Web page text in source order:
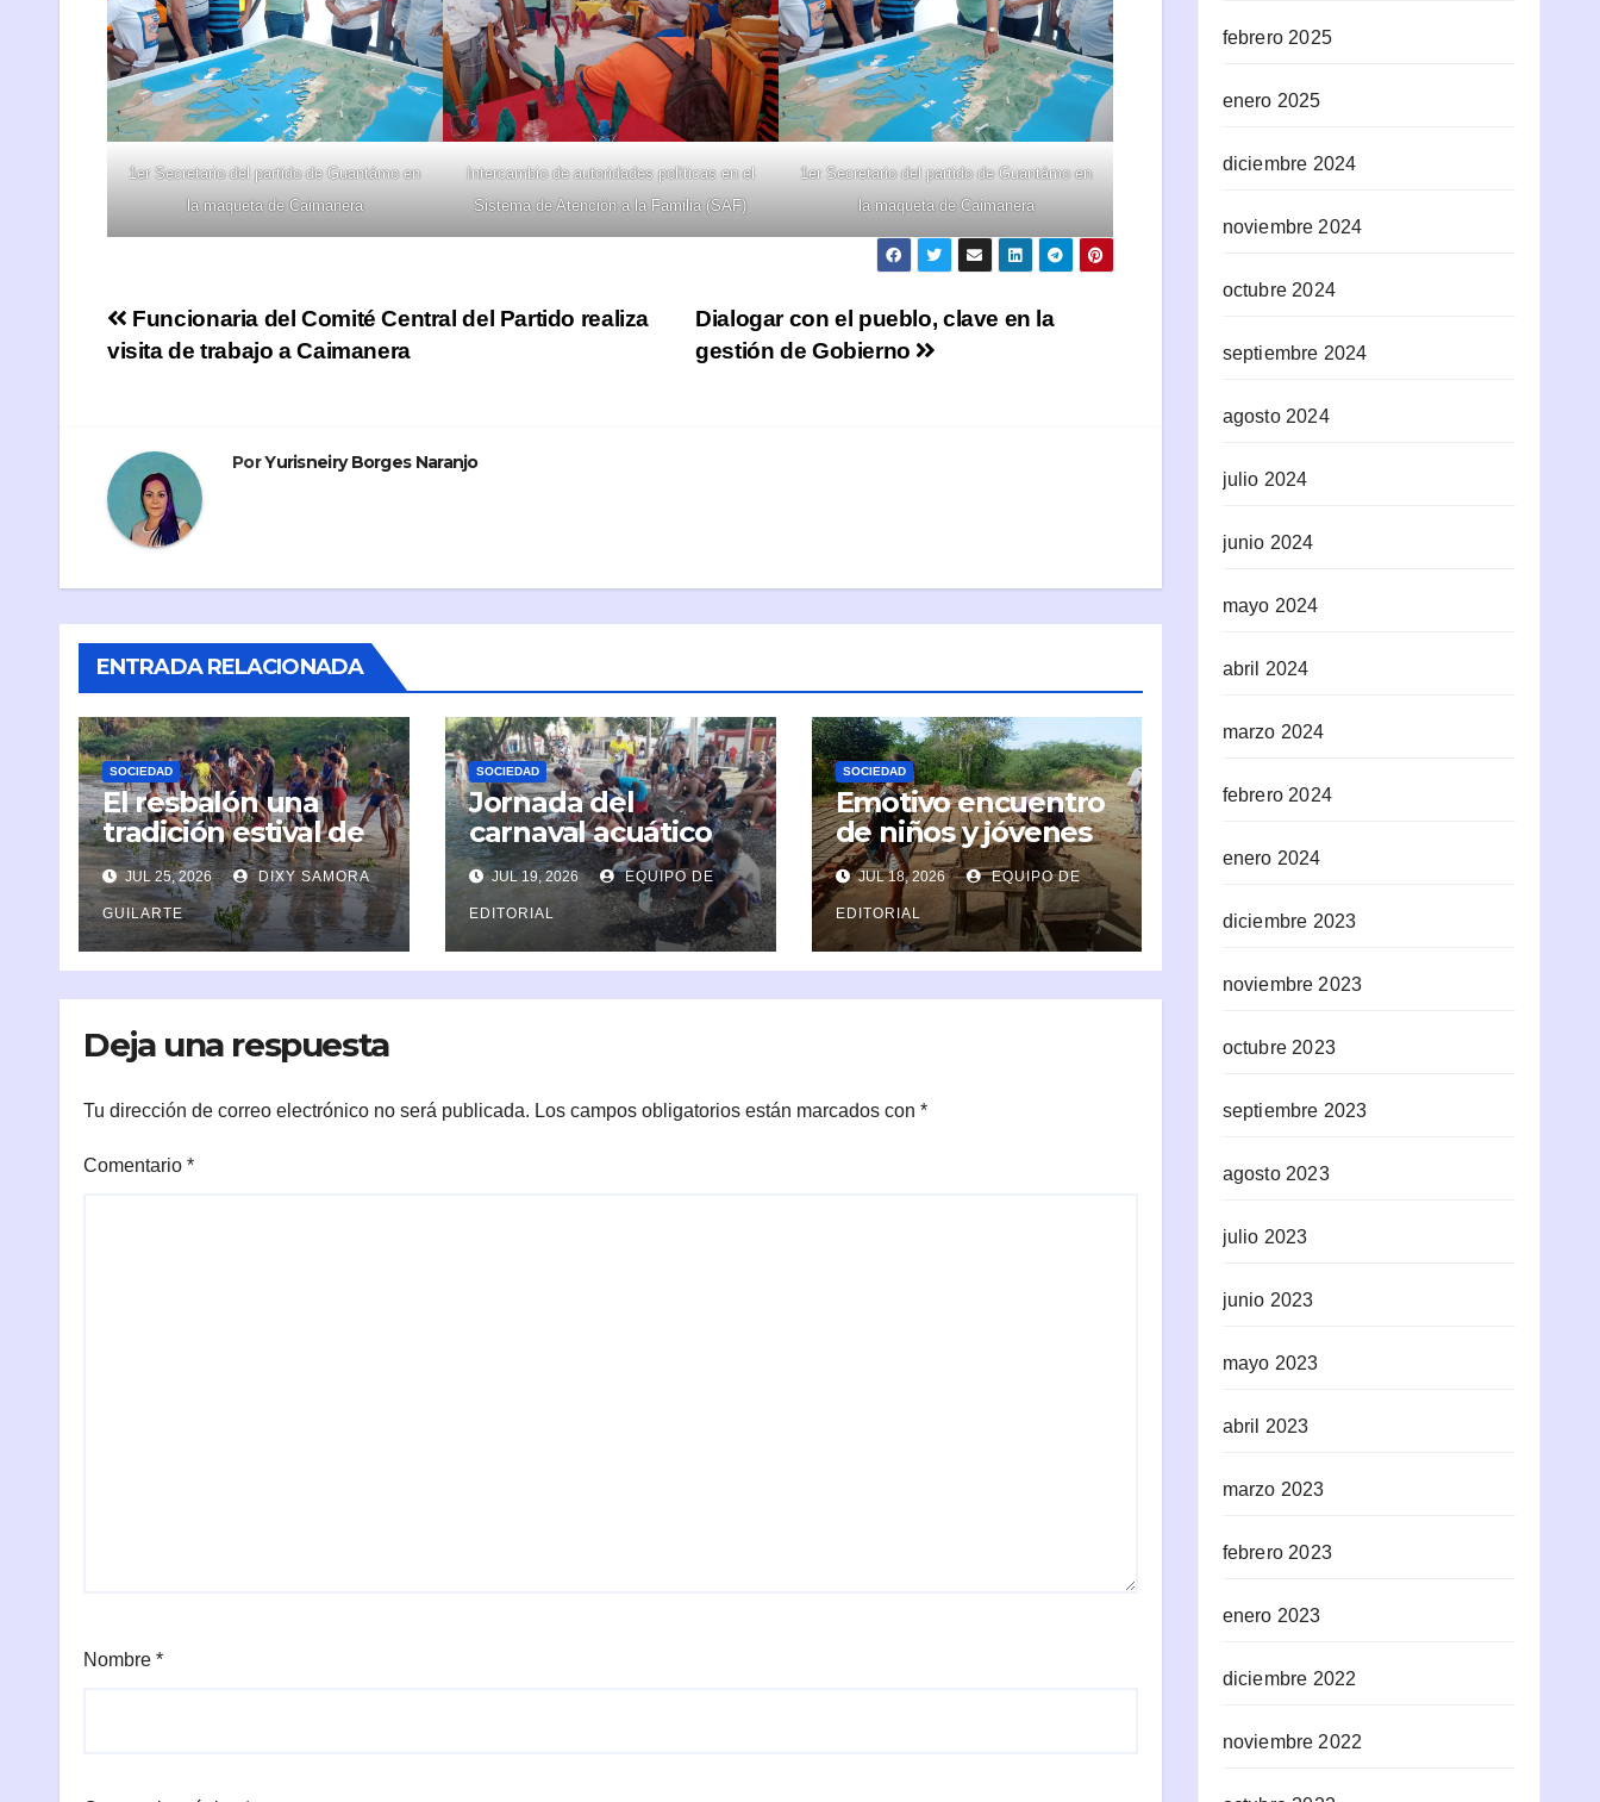
1er Secretario del partido de Guantámo en
la maqueta de Caimanera
Intercambio de autoridades polìticas en el
Sistema de Atención a la Familia (SAF)
1er Secretario del partido de Guantámo en
la maqueta de Caimanera
Navegación
Dialogar con el pueblo, clave en la
gestión de Gobierno
Funcionaria del Comité Central del Partido realiza
visita de trabajo a Caimanera
PorYurisneiry Borges Naranjo
ENTRADA RELACIONADA
SOCIEDAD
El resbalón una
tradición estival de
Boquerón
JUL 25, 2026 DIXY SAMORA
GUILARTE
SOCIEDAD
Jornada del
carnaval acuático
dedicada a los niños
en Caimanera
JUL 19, 2026 EQUIPO DE
EDITORIAL
SOCIEDAD
Emotivo encuentro
de niños y jóvenes
en con los tejaleros
de Cayamo
JUL 18, 2026 EQUIPO DE
EDITORIAL
Deja una respuesta
Tu dirección de correo electrónico no será publicada. Los campos obligatorios están marcados con *
Comentario *
Nombre *
febrero 2025
enero 2025
diciembre 2024
noviembre 2024
octubre 2024
septiembre 2024
agosto 2024
julio 2024
junio 2024
mayo 2024
abril 2024
marzo 2024
febrero 2024
enero 2024
diciembre 2023
noviembre 2023
octubre 2023
septiembre 2023
agosto 2023
julio 2023
junio 2023
mayo 2023
abril 2023
marzo 2023
febrero 2023
enero 2023
diciembre 2022
noviembre 2022